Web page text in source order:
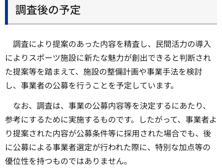
調査後の予定
調査により提案のあった内容を精査し、民間活力の導入
によりスポーツ施設に新たな魅力が創出できると判断され
た提案等を踏まえて、施設の整備計画や事業手法を検討
し、事業者の公募を行うことを予定しています。
なお、調査は、事業の公募内容等を決定するにあたり、
参考にするために実施するものです。したがって、事業者よ
り提案された内容が公募条件等に採用された場合でも、後
に公募による事業者選定が行われた際に、特別な加点等の
優位性を持つものではありません。